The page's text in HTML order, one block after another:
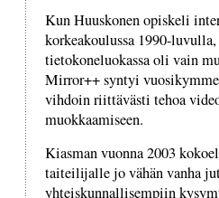
Kun Huuskonen opiskeli
korkeakoulussa 1990-
tietokoneluokassa oli vain
Mirror++ syntyi
vihdoin riittävästi tehoa
muokkaamiseen.
Kiasman vuonna 2003
taiteilijalle jo vähän vanha
yhteiskunnallisempiin